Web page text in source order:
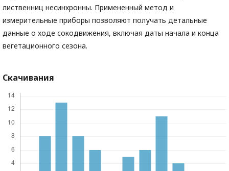
лиственниц несинхронны. Примененный метод и
измерительные приборы позволяют получать детальные
данные о ходе сокодвижения, включая даты начала и конца
вегетационного сезона.
Скачивания